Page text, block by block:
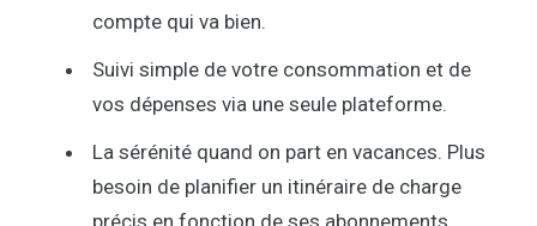
compte qui va bien.
Suivi simple de votre consommation et de
vos dépenses via une seule plateforme.
La sérénité quand on part en vacances. Plus
besoin de planifier un itinéraire de charge
précis en fonction de ses abonnements.